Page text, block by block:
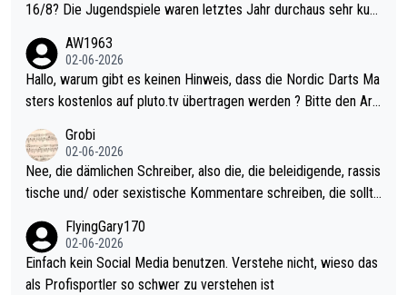
16/8? Die Jugendspiele waren letztes Jahr durchaus sehr kurz
Allerdings ist Mitchell Lawrie als Nummer 1 der Welt eh qualifi
ziert. Somit ändert die automatische Qualifikation des Weltmei
sters erstmal nichts. Ich denke sie wollen damit für nächstes J
ohl wenig WDF Turniere spielen. Dies war bei Archie Self letzt
es Jahr der Fall. Er musste als amtierender Weltmeister durch
den Qualifier und ich glaube kaum, dass Mitchel sich das (in Ve
el hat.
AW1963
02-06-2026
Hallo, warum gibt es keinen Hinweis, dass die Nordic Darts Ma
sters kostenlos auf pluto.tv übertragen werden ? Bitte den Arti
Grobi
02-06-2026
Nee, die dämlichen Schreiber, also die, die beleidigende, rassis
tische und/ oder sexistische Kommentare schreiben, die sollte
s Leben in den Griff kriegen. Nur eins wundert mich: Luke Little
r war doch neulich erst derjenige, der über Social Media GvV p
rovoziert hat. Und Littlers Mutter schießt öfters mal gegen Ric
FlyingGary170
02-06-2026
Einfach kein Social Media benutzen. Verstehe nicht, wieso das
als Profisportler so schwer zu verstehen ist